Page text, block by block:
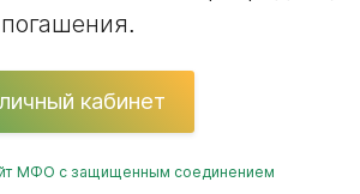
кабинет
МФО с защищенным соединением